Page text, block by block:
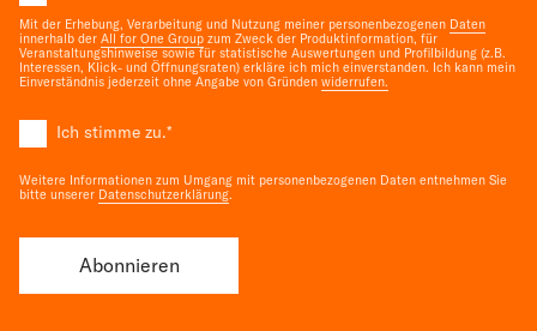
Mit der Erhebung, Verarbeitung und Nutzung meiner personenbezogenen Daten
innerhalb der All for One Group zum Zweck der Produktinformation, für
Veranstaltungshinweise sowie für statistische Auswertungen und Profilbildung (z.B.
Interessen, Klick- und Öffnungsraten) erkläre ich mich einverstanden. Ich kann mein
Einverständnis jederzeit ohne Angabe von Gründen widerrufen.
Ich stimme zu.*
Weitere Informationen zum Umgang mit personenbezogenen Daten entnehmen Sie
bitte unserer Datenschutzerklärung.